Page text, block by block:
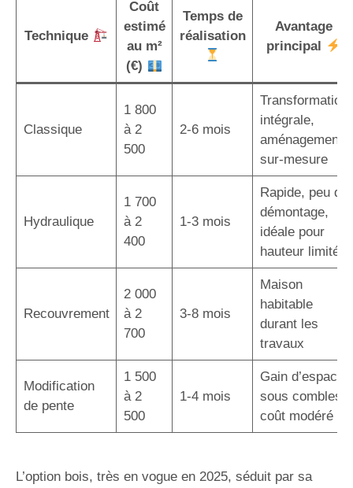
Technique
Coût
estimé
au m²
(€)
Temps de
réalisation
Avantage
principal
Classique
1 800
à 2
500
2-6 mois
Transformation
intégrale,
aménagement
sur-mesure
Hydraulique
1 700
à 2
400
1-3 mois
Rapide, peu de
démontage,
idéale pour
hauteur limitée
Recouvrement
2 000
à 2
700
3-8 mois
Maison
habitable
durant les
travaux
Modification
de pente
1 500
à 2
500
1-4 mois
Gain d’espace
sous combles,
coût modéré
L’option bois, très en vogue en 2025, séduit par sa